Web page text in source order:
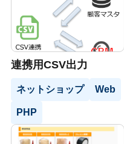
連携用CSV出力
ネットショップ Web
PHP